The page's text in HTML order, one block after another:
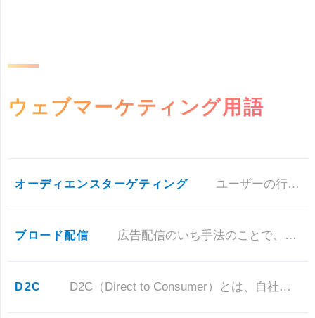
ウェブマーケティング用語
オーディエンスターゲティング ユーザーの行動履歴（Cookieなど）から、ユーザーに最適な広告を表示させる広告配信のいち手法のこと。 広告配信の
ブロード配信 広告配信のいち手法のことで、広告のターゲットとなるユーザー設定を細かく設定せず、たとえば年齢・地域・性別だけにして広告を
D2C D2C（Direct to Consumer）とは、自社の商品を直接顧客に提供する仕組みのことです。 簡単なケース